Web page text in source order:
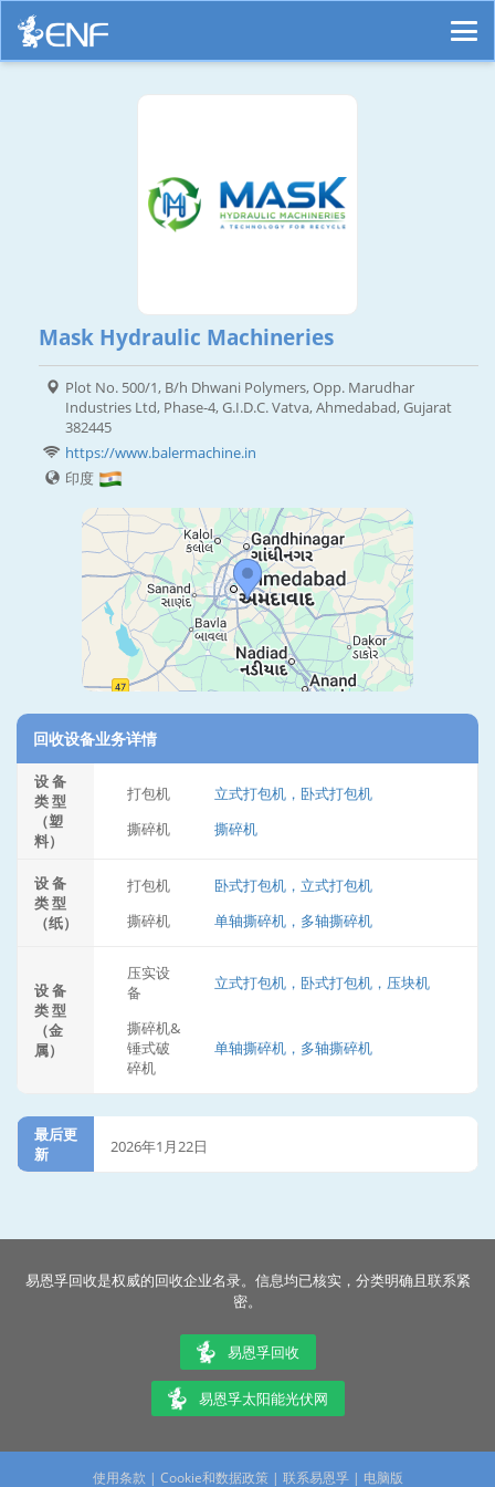
Mask Hydraulic Machineries
Plot No. 500/1, B/h Dhwani Polymers, Opp. Marudhar
Industries Ltd, Phase-4, G.I.D.C. Vatva, Ahmedabad, Gujarat
382445
https://www.balermachine.in
印度
回收设备业务详情
设 备
类 型
（塑
料）
打包机
立式打包机，卧式打包机
撕碎机
撕碎机
设 备
类 型
（纸）
打包机
卧式打包机，立式打包机
撕碎机
单轴撕碎机，多轴撕碎机
设 备
类 型
（金
属）
压实设
备
立式打包机，卧式打包机，压块机
撕碎机&
锤式破
碎机
单轴撕碎机，多轴撕碎机
最后更
新
2026年1月22日
易恩孚回收是权威的回收企业名录。信息均已核实，分类明确且联系紧
密。
易恩孚回收
易恩孚太阳能光伏网
使用条款 | Cookie和数据政策| 联系易恩孚 | 电脑版